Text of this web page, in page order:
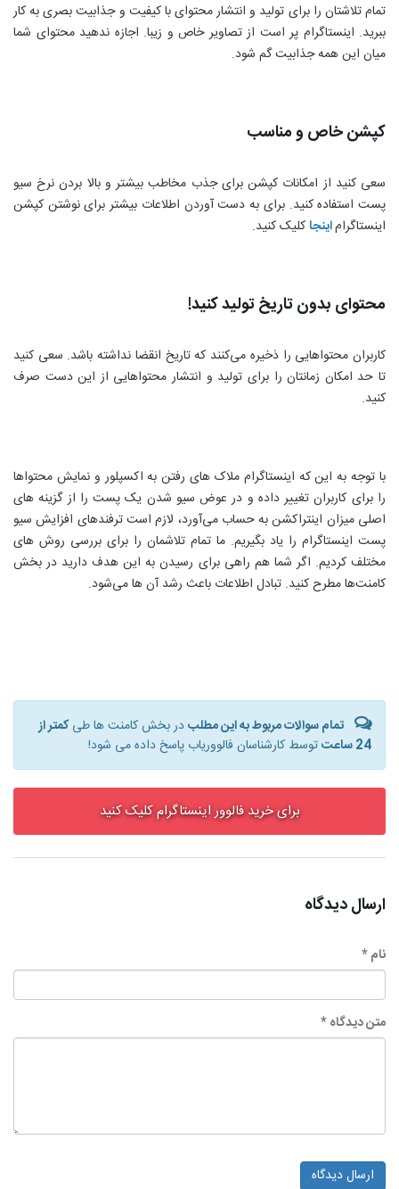
تمام تلاشتان را برای تولید و انتشار محتوای با کیفیت و جذابیت بصری به کار
ببرید. اینستاگرام پر است از تصاویر خاص و زیبا. اجازه ندهید محتوای شما
میان این همه جذابیت گم شود.
کپشن خاص و مناسب
سعی کنید از امکانات کپشن برای جذب مخاطب بیشتر و بالا بردن نرخ سیو
پست استفاده کنید. برای به دست آوردن اطلاعات بیشتر برای نوشتن کپشن
اینستاگراماینجا کلیک کنید.
محتوای بدون تاریخ تولید کنید!
کاربران محتواهایی را ذخیره می‌کنند که تاریخ انقضا نداشته باشد. سعی کنید
تا حد امکان زمانتان را برای تولید و انتشار محتواهایی از این دست صرف
کنید.
با توجه به این که اینستاگرام ملاک های رفتن به اکسپلور و نمایش محتواها
را برای کاربران تغییر داده و در عوض سیو شدن یک پست را از گزینه های
اصلی میزان اینتراکشن به حساب می‌آورد، لازم است ترفندهای افزایش سیو
پست اینستاگرام را یاد بگیریم. ما تمام تلاشمان را برای بررسی روش های
مختلف کردیم. اگر شما هم راهی برای رسیدن به این هدف دارید در بخش
کامنت‌ها مطرح کنید. تبادل اطلاعات باعث رشد آن ها می‌شود.
تمام سوالات مربوط به این مطلبدر بخش کامنت ها طیکمتر از
24 ساعت
توسط کارشناسان فالووریاب پاسخ داده می شود!
برای خرید فالوور اینستاگرام کلیک کنید
ارسال دیدگاه
نام *
متن دیدگاه *
ارسال دیدگاه